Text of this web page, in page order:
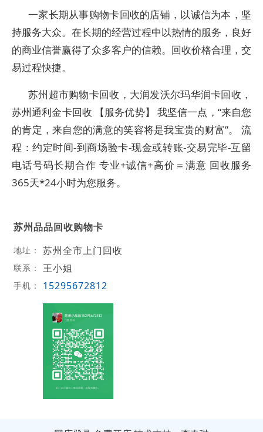
一家长期从事购物卡回收的店铺，以诚信为本，坚
持服务大众。在长期的经营过程中以热情的服务，良好
的商业信誉赢得了众多客户的信赖。回收价格合理，交
易过程快捷。
苏州超市购物卡回收，大润发沃尔玛华润卡回收，
苏州通利金卡回收 【服务优势】 我坚信一点，“来自您
的肯定，来自您的满意的笑容将是我宝贵的财富”。 流
程：约定时间-到商场验卡-现金或转账-交易完毕-互留
电话号码长期合作 专业+诚信+高价＝满意 回收服务
365天*24小时为您服务。
苏州品品回收购物卡
地址： 苏州全市上门回收
联系： 王小姐
手机： 15295672812